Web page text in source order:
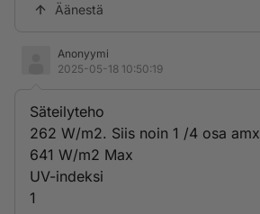
Äänestä
Anonyymi
2025-05-18 10:50:19
Säteilyteho
262 W/m2. Siis noin 1 /4 osa amx
641 W/m2 Max
UV-indeksi
1